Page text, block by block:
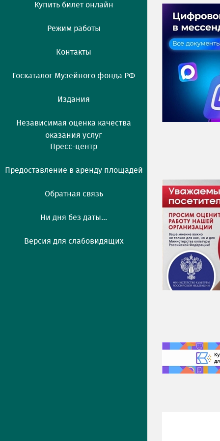
Купить билет онлайн
Режим работы
Контакты
Госкаталог Музейного фонда РФ
Издания
Независимая оценка качества
оказания услуг
Пресс-центр
Предоставление в аренду площадей
Обратная связь
Ни дня без даты...
Версия для слабовидящих